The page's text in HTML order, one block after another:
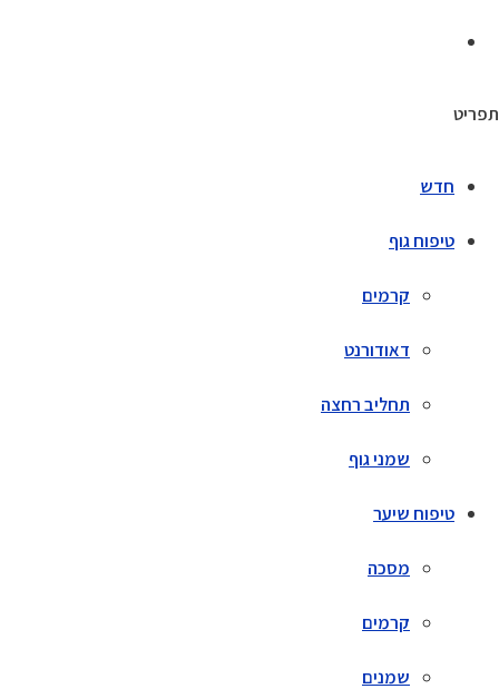
תפריט
חדש
טיפוח גוף
קרמים
דאודורנט
תחליב רחצה
שמני גוף
טיפוח שיער
מסכה
קרמים
שמנים